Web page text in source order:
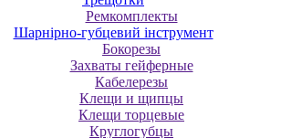
Ремкомплекты
Шарнірно-губцевий інструмент
Бокорезы
Захваты гейферные
Кабелерезы
Клещи и щипцы
Клещи торцевые
Круглогубцы